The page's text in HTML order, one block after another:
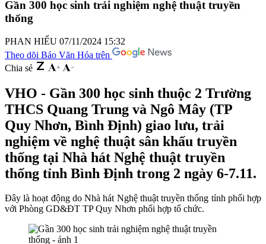
Gần 300 học sinh trải nghiệm nghệ thuật truyền
thống
PHAN HIẾU 07/11/2024 15:32
Theo dõi Báo Văn Hóa trên
Chia sẻ
VHO - Gần 300 học sinh thuộc 2 Trường
THCS Quang Trung và Ngô Mây (TP
Quy Nhơn, Bình Định) giao lưu, trải
nghiệm về nghệ thuật sân khấu truyền
thống tại Nhà hát Nghệ thuật truyền
thống tỉnh Bình Định trong 2 ngày 6-7.11.
Đây là hoạt động do Nhà hát Nghệ thuật truyền thống tỉnh phối hợp
với Phòng GD&ĐT TP Quy Nhơn phối hợp tổ chức.